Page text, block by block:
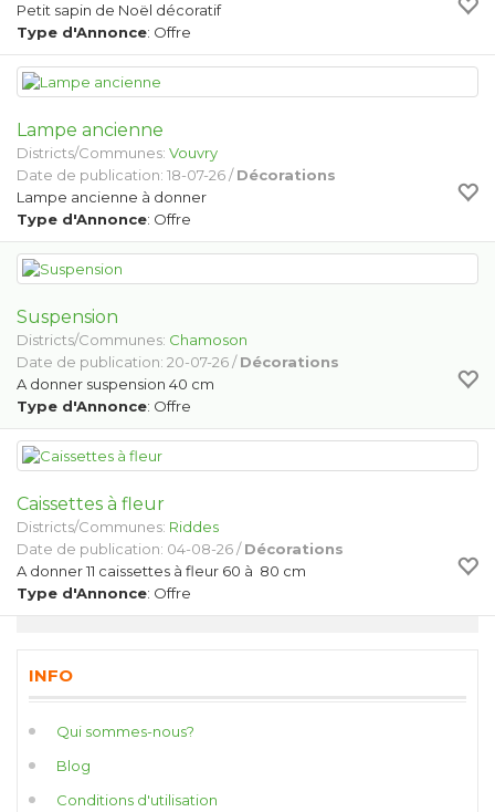
Petit sapin de Noël décoratif
Type d'Annonce: Offre
Lampe ancienne
Districts/Communes: Vouvry
Date de publication: 18-07-26 /Décorations
Lampe ancienne à donner
Type d'Annonce: Offre
Suspension
Districts/Communes: Chamoson
Date de publication: 20-07-26 /Décorations
A donner suspension 40 cm
Type d'Annonce: Offre
Caissettes à fleur
Districts/Communes: Riddes
Date de publication: 04-08-26 /Décorations
A donner 11 caissettes à fleur 60 à 80 cm
Type d'Annonce: Offre
INFO
Qui sommes-nous?
Blog
Conditions d'utilisation